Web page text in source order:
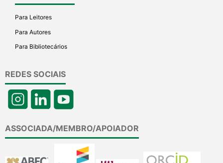
Para Leitores
Para Autores
Para Bibliotecários
REDES SOCIAIS
ASSOCIADA/MEMBRO/APOIADOR